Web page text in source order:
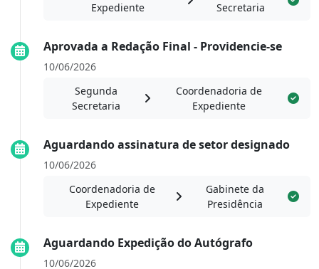
Expediente
Secretaria
Aprovada a Redação Final - Providencie-se
10/06/2026
Segunda
Secretaria
Coordenadoria de
Expediente
Aguardando assinatura de setor designado
10/06/2026
Coordenadoria de
Expediente
Gabinete da
Presidência
Aguardando Expedição do Autógrafo
10/06/2026